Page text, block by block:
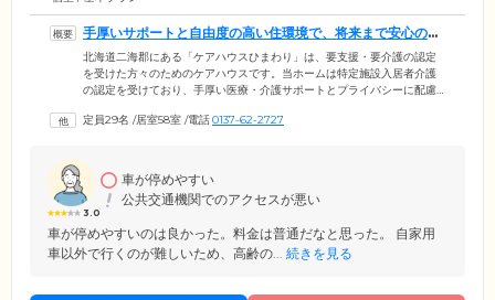
手厚いサポートと自由度の高い住環境で、将来まで安心の毎
日をお届けします
北海道二海郡にある「ケアハウスひまわり」は、要支援・要介護の認定
を受けた方々のためのケアハウスです。当ホームは特定施設入居者介護
の認定を受けており、手厚い医療・介護サポートとプライバシーに配慮
合も、住み慣れたホームで暮らし続けていただけますので、どうぞご安
ました。そのほか趣味の活動を楽しめる娯楽室や、たくさんの人とふれ
合える地域交流スペースなどを設置。多様なライフスタイルに合わせた
設備が充実しています。
定員29名 /居室58室 /電話0137-62-2727
3.0
車が停めやすい
公共交通機関でのアクセスが悪い
車が停めやすいのは良かった。料金は普通だなと思った。 自家用
車以外で行くのが難しいため、高齢の... 続きを見る